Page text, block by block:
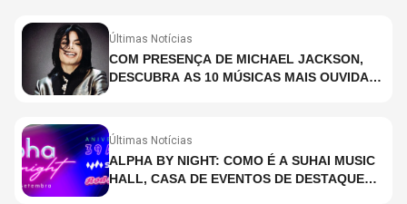
Últimas Notícias
COM PRESENÇA DE MICHAEL JACKSON,
DESCUBRA AS 10 MÚSICAS MAIS OUVIDAS
Últimas Notícias
ALPHA BY NIGHT: COMO É A SUHAI MUSIC
HALL, CASA DE EVENTOS DE DESTAQUE